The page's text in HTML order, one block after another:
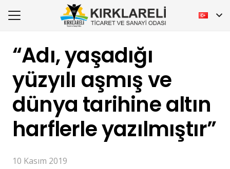
“Adı, yaşadığı
yüzyılı aşmış ve
dünya tarihine altın
harflerle yazılmıştır”
10 Kasım 2019